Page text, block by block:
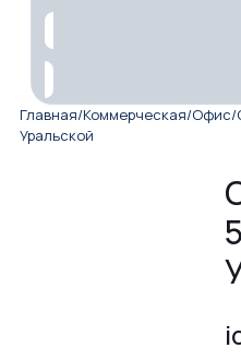
Главная/Коммерческая/Офис/
Уральской